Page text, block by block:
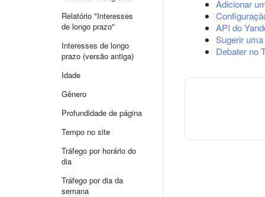
Relatório "Interesses
de longo prazo"
Interesses de longo
prazo (versão antiga)
Idade
Gênero
Profundidade de página
Tempo no site
Tráfego por horário do
dia
Tráfego por dia da
semana
Adicionar
API do
Sugerir
Debater no